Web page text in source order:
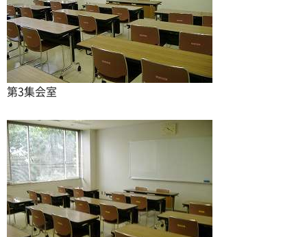
第3集会室